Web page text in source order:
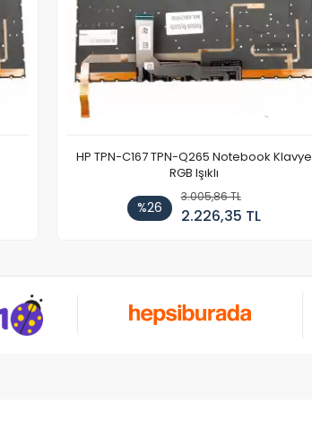
HP TPN-C167 TPN-Q265 Notebook Klavye
RGB Işıklı
%26
3.005,86 TL
2.226,35 TL